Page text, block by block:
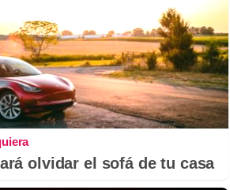
olvidar el sofá de tu casa